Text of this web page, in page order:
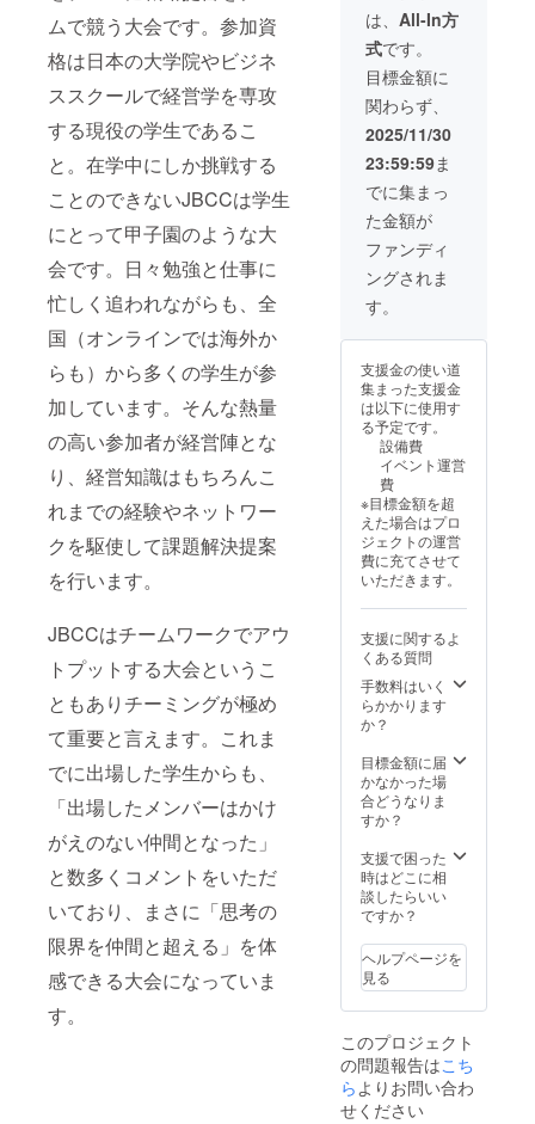
ムで競う大会です。参加資
格は日本の大学院やビジネ
ススクールで経営学を専攻
する現役の学生であるこ
と。在学中にしか挑戦する
ことのできないJBCCは学生
にとって甲子園のような大
会です。日々勉強と仕事に
忙しく追われながらも、全
国（オンラインでは海外か
らも）から多くの学生が参
加しています。そんな熱量
の高い参加者が経営陣とな
り、経営知識はもちろんこ
れまでの経験やネットワー
クを駆使して課題解決提案
を行います。
JBCCはチームワークでアウ
トプットする大会というこ
ともありチーミングが極め
て重要と言えます。これま
でに出場した学生からも、
「出場したメンバーはかけ
がえのない仲間となった」
と数多くコメントをいただ
いており、まさに「思考の
限界を仲間と超える」を体
感できる大会になっていま
す。
に懸け
た挑戦
を、形
として
残しま
せん
か。 ■
ガイド
ブック
の収録
予定コ
ンテン
ツ ・
【ケー
スの世
物のプ
ロ
フィー
ルや物
語の背
景な
ど、
ケー
ス・ス
トー
リーの
補完情
報 ・
【大会
の記
録】
ファイ
ナリス
トのプ
レゼン
概要
や、当
日の講
ハイラ
イト ・
【運営
からの
メッ
セー
ケース
に込め
た想い
や、大
会を終
えての
振り返
行います。
ド投影を行いま
す。後日JBCC
公式Webサイト
へYoutube録画
アップロードさ
せて頂きます。
・注意事項：支
援時、必ず備考
欄に掲載を希望
されるお名前を
ご記入くださ
い。11月20日受
付分まで本選当
日のエンドロー
ルに掲載させて
頂きます。 ２．
感謝の気持ちを
委員会よりお礼
のメッセージを
お送りします。
３．大会終了後
は、JBCC2025
活動報告書
(PDF)の送付を
行います。
び、2025年11月
以降にJBCC公
式Webサイトに
て掲載予定。
（翌年からは過
去大会ページに
集約されます）
字に加えて、ロ
ゴ等の掲載可
能。 ・注意事
項：支援時、必
ず備考欄に「掲
載を希望される
お名前、及び、
ロゴ等」のご希
望をご記入くだ
さい。（詳細は
メールにて連絡
させて頂きま
す。）11月20日
受付分まで本選
当日のエンド
ロールに掲載さ
せて頂きます。
掲載不要の場
合、「掲載不
要」とご記入く
ださい。 ２．感
謝の気持ちを込
めて、
JBCC2025実行
委員会よりお礼
のメッセージを
お送りします。
３．大会終了後
は、JBCC2025
活動報告書
行います。
は、 All-In方
式です。
目標金額に
関わらず、
2025/11/30
23:59:59ま
でに集まっ
た金額が
ファンディ
ングされま
す。
支援金の使い道
集まった支援金
は以下に使用す
る予定です。
設備費
イベント運営
費
※目標金額を超
えた場合はプロ
ジェクトの運営
費に充てさせて
いただきます。
支援に関するよ
くある質問
手数料はいく
らかかります
か？
目標金額に届
かなかった場
合どうなりま
すか？
支援で困った
時はどこに相
談したらいい
ですか？
ヘルプページを
見る
このプロジェクト
の問題報告はこち
らよりお問い合わ
せください